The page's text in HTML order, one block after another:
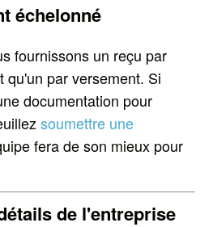
échelonné
fournissons un reçu par
qu'un par versement. Si
documentation pour
soumettre une
fera de son mieux pour
de l'entreprise